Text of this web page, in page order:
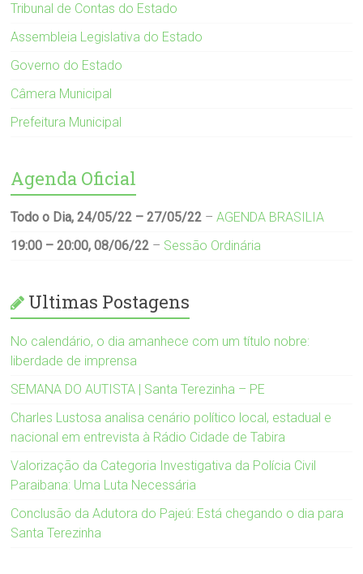
Tribunal de Contas do Estado
Assembleia Legislativa do Estado
Governo do Estado
Câmera Municipal
Prefeitura Municipal
Agenda Oficial
Todo o Dia,24/05/22 – 27/05/22 –AGENDA BRASILIA
19:00 – 20:00,08/06/22 – Sessão Ordinária
Ultimas Postagens
No calendário, o dia amanhece com um título nobre:
liberdade de imprensa
SEMANA DO AUTISTA | Santa Terezinha – PE
Charles Lustosa analisa cenário político local, estadual e
nacional em entrevista à Rádio Cidade de Tabira
Valorização da Categoria Investigativa da Polícia Civil
Paraibana: Uma Luta Necessária
Conclusão da Adutora do Pajeú: Está chegando o dia para
Santa Terezinha